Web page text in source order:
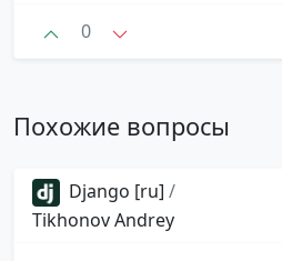
0
Похожие вопросы
Django [ru] /
Tikhonov Andrey